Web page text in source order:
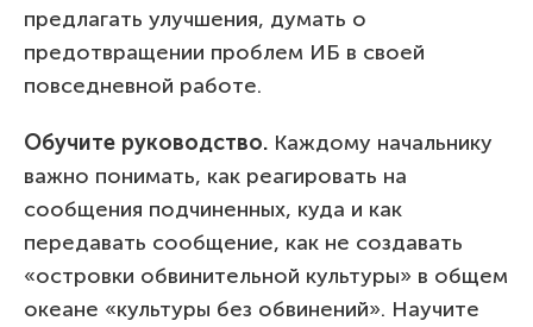
предлагать улучшения, думать о
предотвращении проблем ИБ в своей
повседневной работе.
Обучите руководство. Каждому начальнику
важно понимать, как реагировать на
сообщения подчиненных, куда и как
передавать сообщение, как не создавать
«островки обвинительной культуры» в общем
океане «культуры без обвинений». Научите